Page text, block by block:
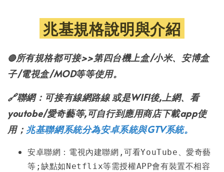
兆基規格說明與介紹
🔴所有規格都可接>>第四台機上盒/小米、安博盒
子/電視盒/MOD等等使用。
🔗聯網：可接有線網路線 或是WIFI後,上網、看
youtobe/愛奇藝等,可自行到應用商店下載app使
用； 兆基聯網系統分為安卓系統與GTV系統。
安卓聯網：電視內建聯網,可看YouTube、愛奇藝
等;缺點如Netflix等需授權APP會有裝置不相容